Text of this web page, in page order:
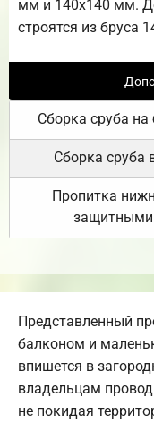
мм и 140х140 мм.
строятся из бруса
Сборка сруба на
Сборка сруба
Пропитка
защитными
Представленный
балконом и
впишется в
владельцам
не покидая